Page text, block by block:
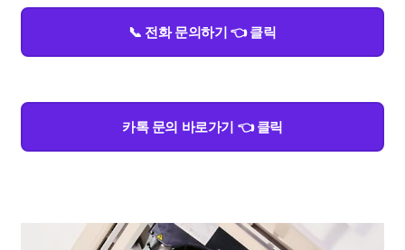
📞 전화 문의하기 👈 클릭
카톡 문의 바로가기 👈 클릭